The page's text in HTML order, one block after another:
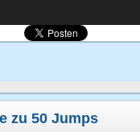
zu 50 Jumps